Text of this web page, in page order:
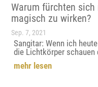
Warum fürchten
magisch zu wirken?
Sep. 7, 2021
Sangitar: Wenn ich
die Lichtkörper schauen
mehr lesen